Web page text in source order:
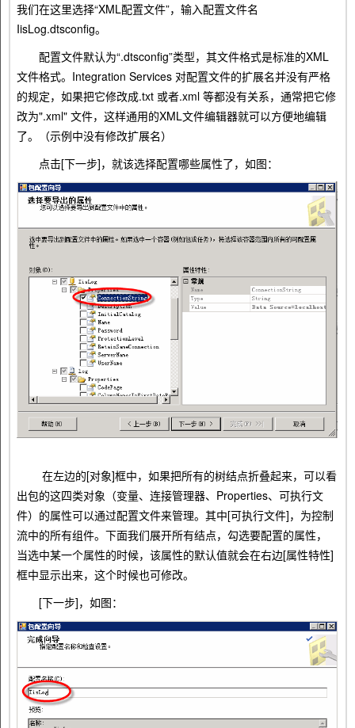
我们在这里选择“XML配置文件”，输入配置文件名
IisLog.dtsconfig。
配置文件默认为“.dtsconfig”类型，其文件格式是标准的XML
文件格式。Integration Services 对配置文件的扩展名并没有严格
的规定，如果把它修改成.txt 或者.xml 等都没有关系，通常把它修
改为".xml" 文件，这样通用的XML文件编辑器就可以方便地编辑
了。（示例中没有修改扩展名）
点击[下一步]，就该选择配置哪些属性了，如图：
在左边的[对象]框中，如果把所有的树结点折叠起来，可以看
出包的这四类对象（变量、连接管理器、Properties、可执行文
件）的属性可以通过配置文件来管理。其中[可执行文件]，为控制
流中的所有组件。下面我们展开所有结点，勾选要配置的属性，
当选中某一个属性的时候，该属性的默认值就会在右边[属性特性]
框中显示出来，这个时候也可修改。
[下一步]，如图：